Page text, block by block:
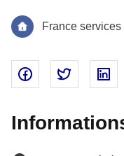
France services
Partager sur